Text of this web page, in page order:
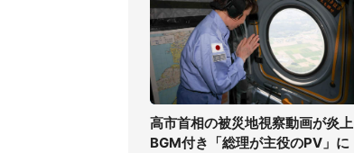
高市首相の被災地視察動画が炎上
BGM付き「総理が主役のPV」に